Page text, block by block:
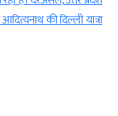
की दिल्ली यात्रा